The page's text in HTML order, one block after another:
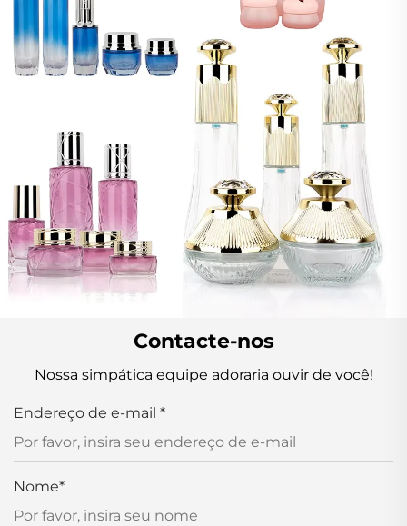
Contacte-nos
Nossa simpática equipe adoraria ouvir de você!
Endereço de e-mail *
Nome*